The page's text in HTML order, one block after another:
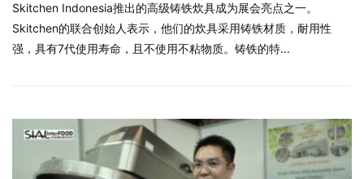
Skitchen Indonesia推出的高级铸铁炊具成为展会亮点之一。
Skitchen的联合创始人表示，他们的炊具采用铸铁材质，耐用性
强，具有7代使用寿命，且不使用不粘物质。铸铁的特...